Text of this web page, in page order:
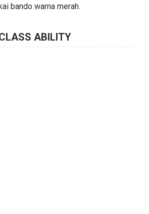
bando warna merah.
ABILITY